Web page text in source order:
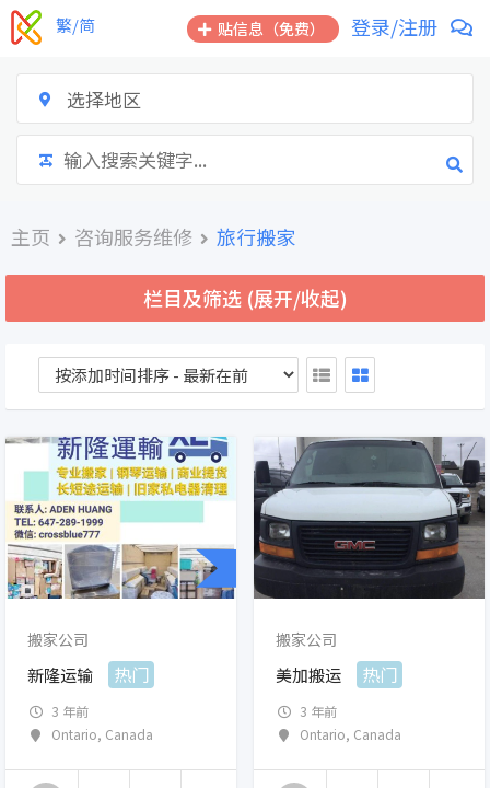
跳
到
贴信息（免费） 登录/注册
繁/简
选择地区
主页 咨询服务维修 旅行搬家
栏目及筛选 (展开/收起)
搬家公司
新隆运输 热门
3 年前
Ontario, Canada
搬家公司
美加搬运 热门
3 年前
Ontario, Canada